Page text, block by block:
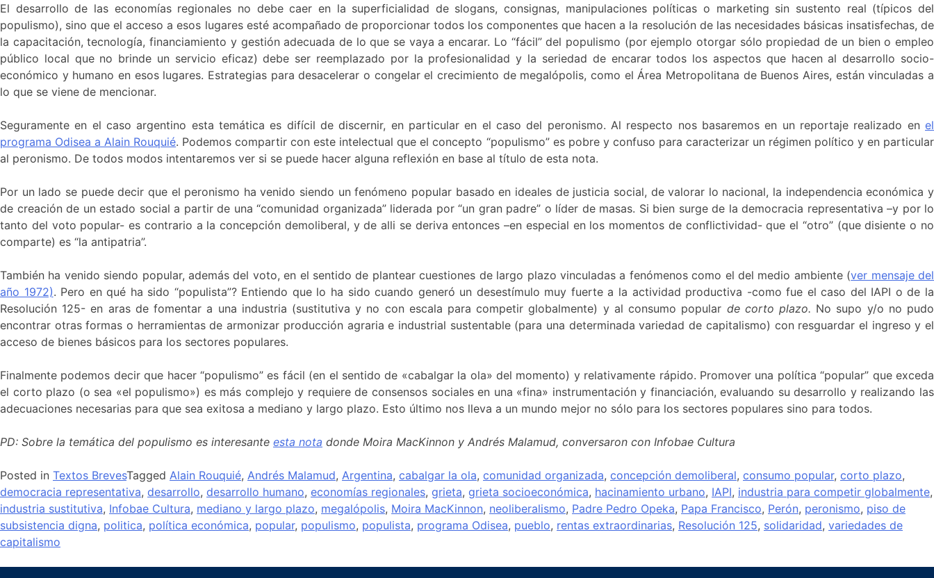
El desarrollo de las economías regionales no debe caer en la superficialidad de slogans, consignas, manipulaciones políticas o marketing sin sustento real (típicos del
populismo), sino que el acceso a esos lugares esté acompañado de proporcionar todos los componentes que hacen a la resolución de las necesidades básicas insatisfechas, de
la capacitación, tecnología, financiamiento y gestión adecuada de lo que se vaya a encarar. Lo “fácil” del populismo (por ejemplo otorgar sólo propiedad de un bien o empleo
público local que no brinde un servicio eficaz) debe ser reemplazado por la profesionalidad y la seriedad de encarar todos los aspectos que hacen al desarrollo socio-
económico y humano en esos lugares. Estrategias para desacelerar o congelar el crecimiento de megalópolis, como el Área Metropolitana de Buenos Aires, están vinculadas a
lo que se viene de mencionar.
Seguramente en el caso argentino esta temática es difícil de discernir, en particular en el caso del peronismo. Al respecto nos basaremos en un reportaje realizado en el
programa Odisea a Alain Rouquié. Podemos compartir con este intelectual que el concepto “populismo” es pobre y confuso para caracterizar un régimen político y en particular
al peronismo. De todos modos intentaremos ver si se puede hacer alguna reflexión en base al título de esta nota.
Por un lado se puede decir que el peronismo ha venido siendo un fenómeno popular basado en ideales de justicia social, de valorar lo nacional, la independencia económica y
de creación de un estado social a partir de una “comunidad organizada” liderada por “un gran padre” o líder de masas. Si bien surge de la democracia representativa –y por lo
tanto del voto popular- es contrario a la concepción demoliberal, y de alli se deriva entonces –en especial en los momentos de conflictividad- que el “otro” (que disiente o no
comparte) es “la antipatria”.
También ha venido siendo popular, además del voto, en el sentido de plantear cuestiones de largo plazo vinculadas a fenómenos como el del medio ambiente (ver mensaje del
año 1972). Pero en qué ha sido “populista”? Entiendo que lo ha sido cuando generó un desestímulo muy fuerte a la actividad productiva -como fue el caso del IAPI o de la
Resolución 125- en aras de fomentar a una industria (sustitutiva y no con escala para competir globalmente) y al consumo popular de corto plazo. No supo y/o no pudo
encontrar otras formas o herramientas de armonizar producción agraria e industrial sustentable (para una determinada variedad de capitalismo) con resguardar el ingreso y el
acceso de bienes básicos para los sectores populares.
Finalmente podemos decir que hacer “populismo” es fácil (en el sentido de «cabalgar la ola» del momento) y relativamente rápido. Promover una política “popular” que exceda
el corto plazo (o sea «el populismo») es más complejo y requiere de consensos sociales en una «fina» instrumentación y financiación, evaluando su desarrollo y realizando las
adecuaciones necesarias para que sea exitosa a mediano y largo plazo. Esto último nos lleva a un mundo mejor no sólo para los sectores populares sino para todos.
PD: Sobre la temática del populismo es interesante esta nota donde Moira MacKinnon y Andrés Malamud, conversaron con Infobae Cultura
Posted in Textos BrevesTagged Alain Rouquié, Andrés Malamud, Argentina, cabalgar la ola, comunidad organizada, concepción demoliberal, consumo popular, corto plazo,
democracia representativa, desarrollo, desarrollo humano, economías regionales, grieta, grieta socioeconómica, hacinamiento urbano, IAPI, industria para competir globalmente,
industria sustitutiva, Infobae Cultura, mediano y largo plazo, megalópolis, Moira MacKinnon, neoliberalismo, Padre Pedro Opeka, Papa Francisco, Perón, peronismo, piso de
subsistencia digna, politica, política económica, popular, populismo, populista, programa Odisea, pueblo, rentas extraordinarias, Resolución 125, solidaridad, variedades de
capitalismo